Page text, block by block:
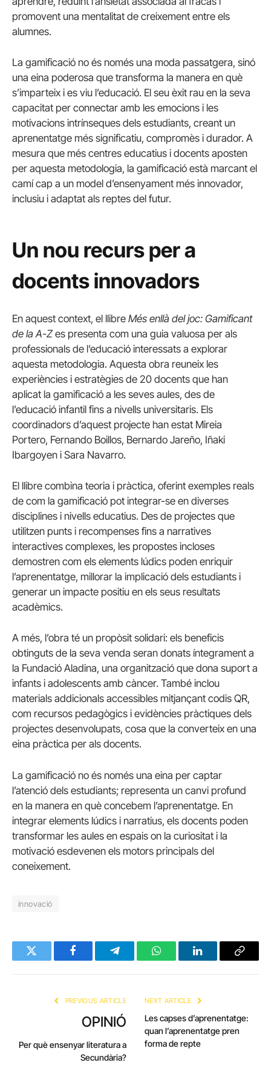
promovent una mentalitat de creixement entre els
alumnes.
La gamificació no és només una moda passatgera, sinó
una eina poderosa que transforma la manera en què
s’imparteix i es viu l’educació. El seu èxit rau en la seva
capacitat per connectar amb les emocions i les
motivacions intrínseques dels estudiants, creant un
aprenentatge més significatiu, compromès i durador. A
mesura que més centres educatius i docents aposten
per aquesta metodologia, la gamificació està marcant el
camí cap a un model d’ensenyament més innovador,
inclusiu i adaptat als reptes del futur.
Un nou recurs per a
docents innovadors
En aquest context, el llibre Més enllà del joc: Gamificant
de la A-Zes presenta com una guia valuosa per als
professionals de l’educació interessats a explorar
aquesta metodologia. Aquesta obra reuneix les
experiències i estratègies de 20 docents que han
aplicat la gamificació a les seves aules, des de
l’educació infantil fins a nivells universitaris. Els
coordinadors d’aquest projecte han estat Mireia
Portero, Fernando Boillos, Bernardo Jareño, Iñaki
Ibargoyen i Sara Navarro.
El llibre combina teoria i pràctica, oferint exemples reals
de com la gamificació pot integrar-se en diverses
disciplines i nivells educatius. Des de projectes que
utilitzen punts i recompenses fins a narratives
interactives complexes, les propostes incloses
demostren com els elements lúdics poden enriquir
l’aprenentatge, millorar la implicació dels estudiants i
generar un impacte positiu en els seus resultats
acadèmics.
A més, l’obra té un propòsit solidari: els beneficis
obtinguts de la seva venda seran donats íntegrament a
la Fundació Aladina, una organització que dona suport a
infants i adolescents amb càncer. També inclou
materials addicionals accessibles mitjançant codis QR,
com recursos pedagògics i evidències pràctiques dels
projectes desenvolupats, cosa que la converteix en una
eina pràctica per als docents.
La gamificació no és només una eina per captar
l’atenció dels estudiants; representa un canvi profund
en la manera en què concebem l’aprenentatge. En
integrar elements lúdics i narratius, els docents poden
transformar les aules en espais on la curiositat i la
motivació esdevenen els motors principals del
coneixement.
innovació
Twitter FacebookTelegramWhatsAppLinkedInCopy
PREVIOUS ARTICLE
OPINIÓ
Per què ensenyar literatura a
Secundària?
NEXT ARTICLE
Les capses d’aprenentatge:
quan l’aprenentatge pren
forma de repte